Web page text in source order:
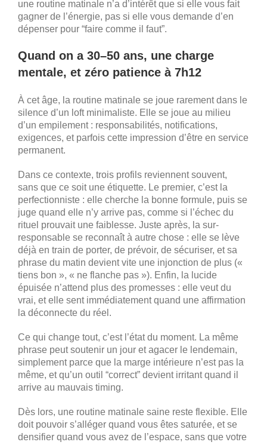
une routine matinale n’a d’intérêt que si elle vous fait
gagner de l’énergie, pas si elle vous demande d’en
dépenser pour “faire comme il faut”.
Quand on a 30–50 ans, une charge
mentale, et zéro patience à 7h12
À cet âge, la routine matinale se joue rarement dans le
silence d’un loft minimaliste. Elle se joue au milieu
d’un empilement : responsabilités, notifications,
exigences, et parfois cette impression d’être en service
permanent.
Dans ce contexte, trois profils reviennent souvent,
sans que ce soit une étiquette. Le premier, c’est la
perfectionniste : elle cherche la bonne formule, puis se
juge quand elle n’y arrive pas, comme si l’échec du
rituel prouvait une faiblesse. Juste après, la sur-
responsable se reconnaît à autre chose : elle se lève
déjà en train de porter, de prévoir, de sécuriser, et sa
phrase du matin devient vite une injonction de plus («
tiens bon », « ne flanche pas »). Enfin, la lucide
épuisée n’attend plus des promesses : elle veut du
vrai, et elle sent immédiatement quand une affirmation
la déconnecte du réel.
Ce qui change tout, c’est l’état du moment. La même
phrase peut soutenir un jour et agacer le lendemain,
simplement parce que la marge intérieure n’est pas la
même, et qu’un outil “correct” devient irritant quand il
arrive au mauvais timing.
Dès lors, une routine matinale saine reste flexible. Elle
doit pouvoir s’alléger quand vous êtes saturée, et se
densifier quand vous avez de l’espace, sans que votre